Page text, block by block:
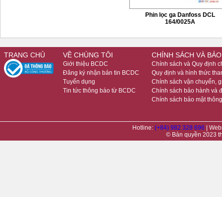
Phin lọc ga Danfoss DCL
164/0025A
TRANG CHỦ VỀ CHÚNG TÔI
Giới thiệu BCDC
Đăng ký nhận bản tin BCDC
Tuyển dụng
Tin tức thông báo từ BCDC
CHÍNH SÁCH VÀ
Chính sách và Quy định
Quy định và hình thức
Chính sách vận chuyển,
Chính sách bảo hành và
Chính sách bảo mật
Hotline: (+84) 982 328 696
|
© Bản quyền 2023